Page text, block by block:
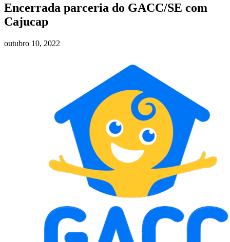
Encerrada parceria do GACC/SE com
Cajucap
outubro 10, 2022